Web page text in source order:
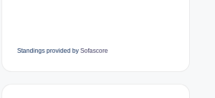
Standings provided by Sofascore